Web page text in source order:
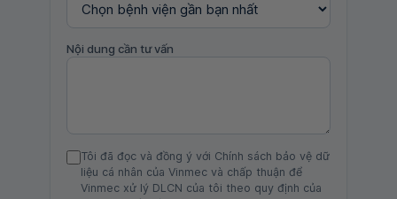
Nội dung cần tư vấn
Tôi đã đọc và đồng ý với Chính sách bảo vệ dữ
liệu cá nhân của Vinmec và chấp thuận để
Vinmec xử lý DLCN của tôi theo quy định của